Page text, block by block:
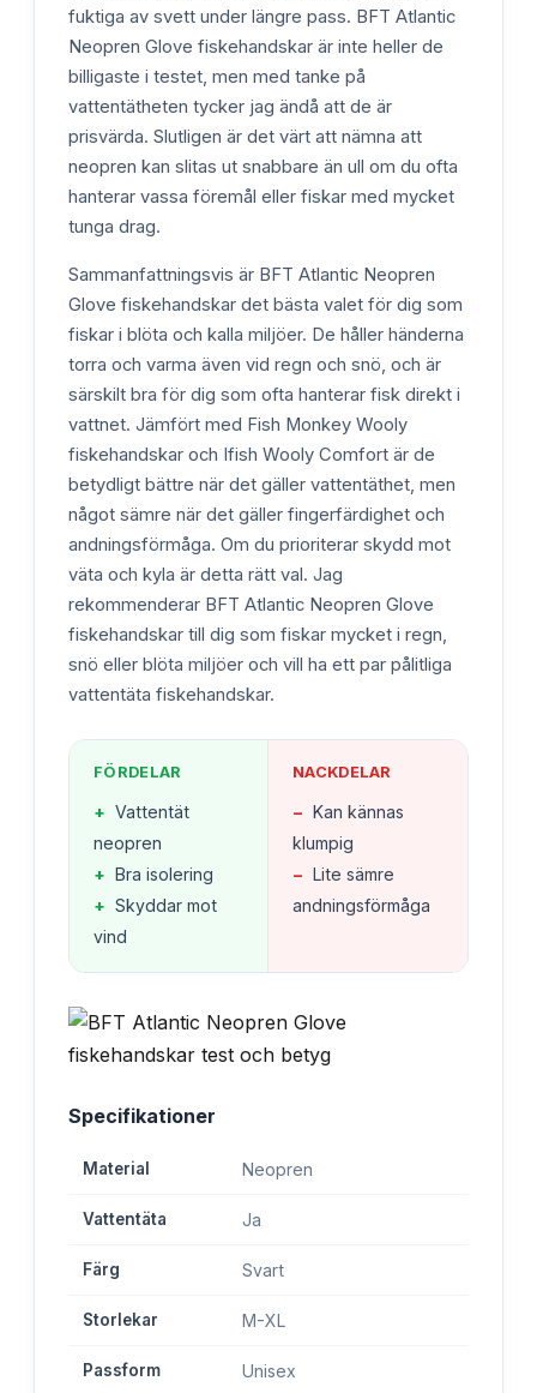
fuktiga av svett under längre pass. BFT Atlantic
Neopren Glove fiskehandskar är inte heller de
billigaste i testet, men med tanke på
vattentätheten tycker jag ändå att de är
prisvärda. Slutligen är det värt att nämna att
neopren kan slitas ut snabbare än ull om du ofta
hanterar vassa föremål eller fiskar med mycket
tunga drag.
Sammanfattningsvis är BFT Atlantic Neopren
Glove fiskehandskar det bästa valet för dig som
fiskar i blöta och kalla miljöer. De håller händerna
torra och varma även vid regn och snö, och är
särskilt bra för dig som ofta hanterar fisk direkt i
vattnet. Jämfört med Fish Monkey Wooly
fiskehandskar och Ifish Wooly Comfort är de
betydligt bättre när det gäller vattentäthet, men
något sämre när det gäller fingerfärdighet och
andningsförmåga. Om du prioriterar skydd mot
väta och kyla är detta rätt val. Jag
rekommenderar BFT Atlantic Neopren Glove
fiskehandskar till dig som fiskar mycket i regn,
snö eller blöta miljöer och vill ha ett par pålitliga
vattentäta fiskehandskar.
FÖRDELAR
+ Vattentät
neopren
+ Bra isolering
+ Skyddar mot
vind
NACKDELAR
− Kan kännas
klumpig
− Lite sämre
andningsförmåga
Specifikationer
Material Neopren
Vattentäta Ja
Färg Svart
Storlekar M-XL
Passform Unisex